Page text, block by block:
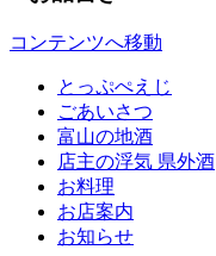
コンテンツへ移動
とっぷぺえじ
ごあいさつ
富山の地酒
店主の浮気 県外酒
お料理
お店案内
お知らせ